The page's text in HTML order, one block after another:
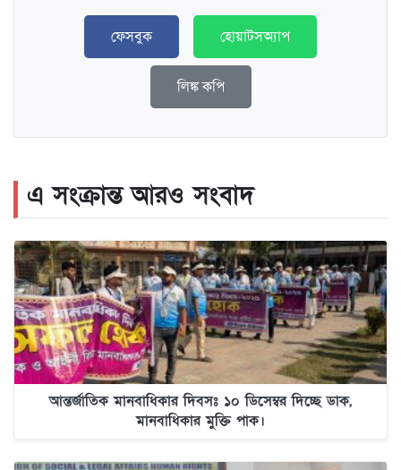
ফেসবুক হোয়াটসঅ্যাপ
লিঙ্ক কপি
এ সংক্রান্ত আরও সংবাদ
আন্তর্জাতিক মানবাধিকার দিবসঃ ১০ ডিসেম্বর দিচ্ছে ডাক,
মানবাধিকার মুক্তি পাক।